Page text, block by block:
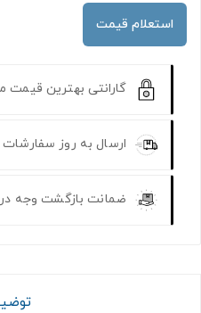
استعلام قیمت
گارانتی بهترین
ارسال به روز
ضمانت بازگشت وجه